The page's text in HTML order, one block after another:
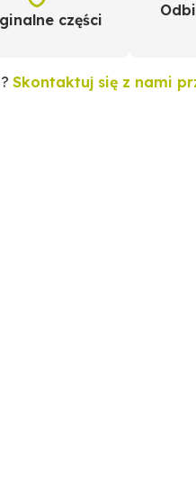
części
Skontaktuj się z nami